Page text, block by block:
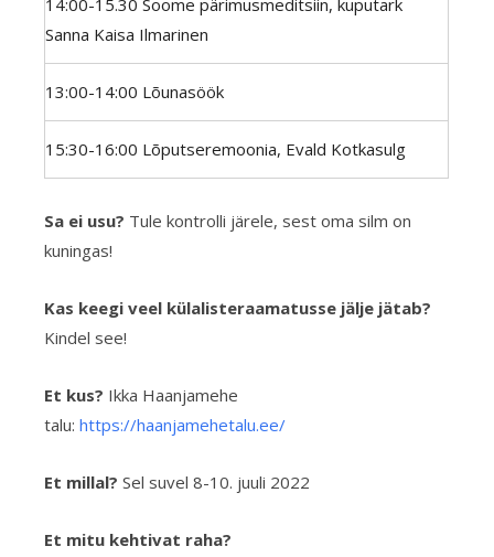
Sanna Kaisa Ilmarinen
13:00-14:00 Lõunasöök
15:30-16:00 Lõputseremoonia, Evald Kotkasulg
Sa ei usu? Tule kontrolli järele, sest oma silm on
kuningas!
Kas keegi veel külalisteraamatusse jälje jätab?
Kindel see!
Et kus? Ikka Haanjamehe
talu:https://haanjamehetalu.ee/
Et millal? Sel suvel8-10. juuli 2022
Et mitu kehtivat raha?